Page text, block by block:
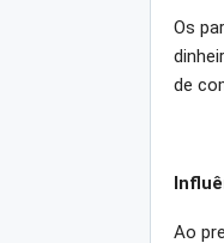
Os
de
Ao